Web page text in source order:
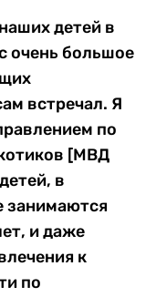
детей в
очень большое
встречал. Я
по
[МВД
в
занимаются
и даже
к
по